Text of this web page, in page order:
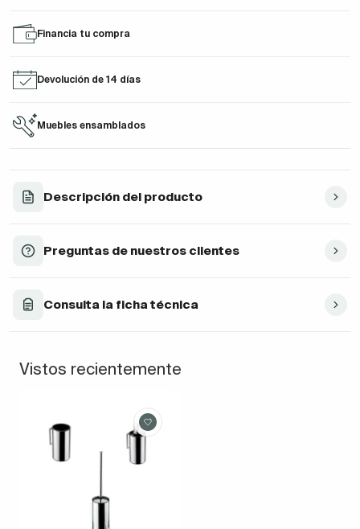
Financia tu compra
Devolución de 14 días
Muebles ensamblados
Descripción del producto
Preguntas de nuestros clientes
Consulta la ficha técnica
Vistos recientemente